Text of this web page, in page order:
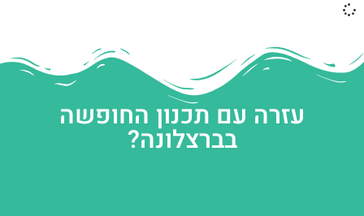
עזרה עם תכנון החופשה
בברצלונה?